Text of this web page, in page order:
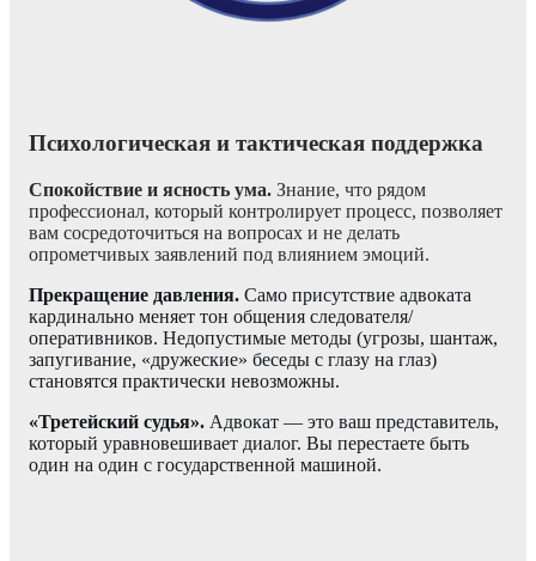
Психологическая и тактическая поддержка
Спокойствие и ясность ума. Знание, что рядом
профессионал, который контролирует процесс, позволяет
вам сосредоточиться на вопросах и не делать
опрометчивых заявлений под влиянием эмоций.
Прекращение давления. Само присутствие адвоката
кардинально меняет тон общения следователя/
оперативников. Недопустимые методы (угрозы, шантаж,
запугивание, «дружеские» беседы с глазу на глаз)
становятся практически невозможны.
«Третейский судья». Адвокат — это ваш представитель,
который уравновешивает диалог. Вы перестаете быть
один на один с государственной машиной.